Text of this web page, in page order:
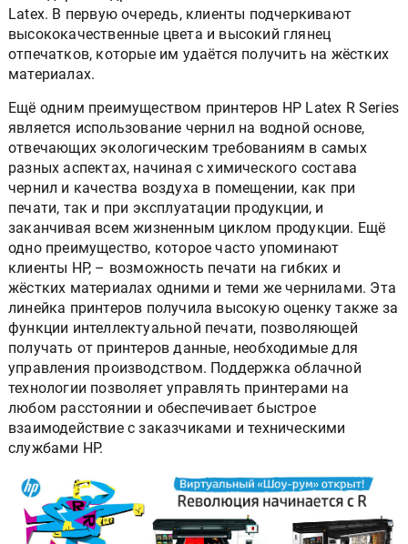
Latex. В первую очередь, клиенты подчеркивают
высококачественные цвета и высокий глянец
отпечатков, которые им удаётся получить на жёстких
материалах.
Ещё одним преимуществом принтеров HP Latex R Series
является использование чернил на водной основе,
отвечающих экологическим требованиям в самых
разных аспектах, начиная с химического состава
чернил и качества воздуха в помещении, как при
печати, так и при эксплуатации продукции, и
заканчивая всем жизненным циклом продукции. Ещё
одно преимущество, которое часто упоминают
клиенты HP, – возможность печати на гибких и
жёстких материалах одними и теми же чернилами. Эта
линейка принтеров получила высокую оценку также за
функции интеллектуальной печати, позволяющей
получать от принтеров данные, необходимые для
управления производством. Поддержка облачной
технологии позволяет управлять принтерами на
любом расстоянии и обеспечивает быстрое
взаимодействие с заказчиками и техническими
службами HP.